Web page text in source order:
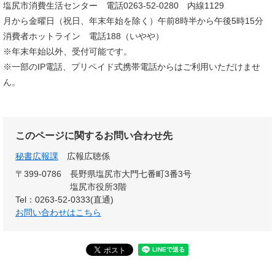
塩尻市消費生活センター 電話0263-52-0280 内線1129
月から金曜日（祝日、年末年始を除く）午前8時半から午後5時15分
消費者ホットライン 電話188（いやや）
※年末年始以外、受付可能です。
※一部のIP電話、プリペイド式携帯電話からはご利用いただけませ
ん。
このページに関するお問い合わせ先
秘書広報課
広報広聴係
〒399-0786
長野県塩尻市大門七番町3番3号
塩尻市役所3階
Tel：0263-52-0333(直通)
お問い合わせはこちら